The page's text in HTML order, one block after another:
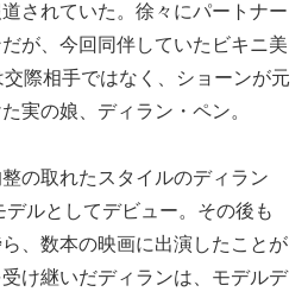
されていた。徐々にパートナー
が、今回同伴していたビキニ美
際相手ではなく、ショーンが元
実の娘、ディラン・ペン。
の取れたスタイルのディラン
ルとしてデビュー。その後も
、数本の映画に出演したことが
け継いだディランは、モデルデ